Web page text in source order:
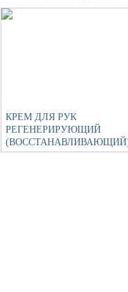
КРЕМ ДЛЯ РУК
РЕГЕНЕРИРУЮЩИЙ